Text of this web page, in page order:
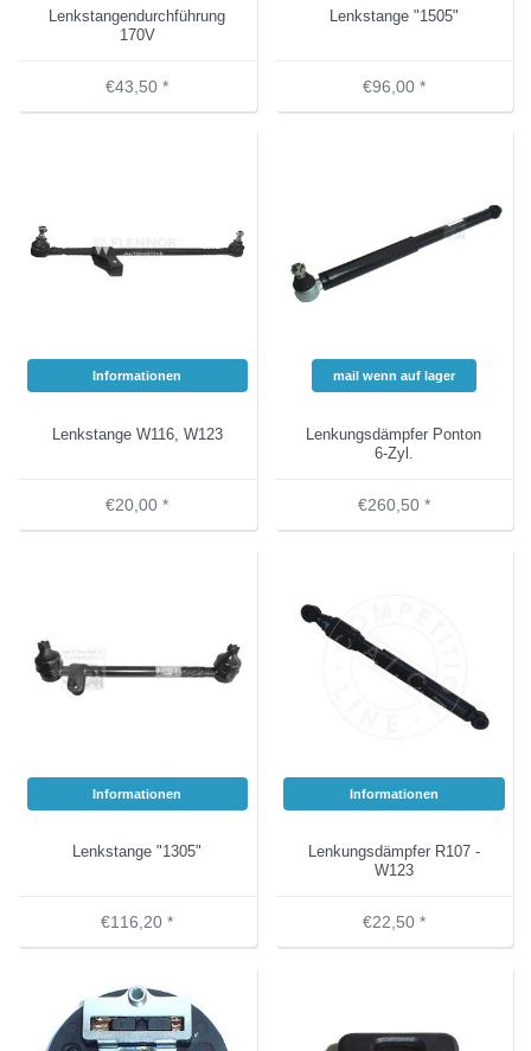
Lenkstangendurchführung
170V
€43,50 *
Lenkstange "1505"
€96,00 *
Informationen
Lenkstange W116, W123
€20,00 *
mail wenn auf lager
Lenkungsdämpfer Ponton
6-Zyl.
€260,50 *
Informationen
Lenkstange "1305"
€116,20 *
Informationen
Lenkungsdämpfer R107 -
W123
€22,50 *